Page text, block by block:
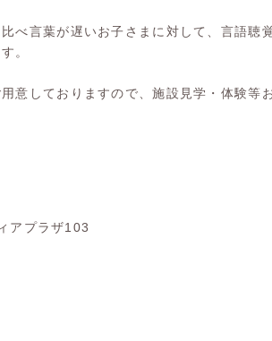
べ言葉が遅いお子さまに対して、言語聴
。
意しておりますので、施設見学・体験等
アプラザ103